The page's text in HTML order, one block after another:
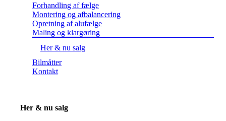
Forhandling af fælge
Montering og afbalancering
Opretning af alufælge
Maling og klargøring
Her & nu salg
Bilmåtter
Kontakt
Her & nu salg